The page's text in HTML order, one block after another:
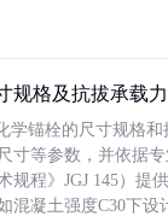
规格及抗拔承载
学锚栓的尺寸规格
寸等参数，并依据
规程》JGJ 145）提
混凝土强度C30下设